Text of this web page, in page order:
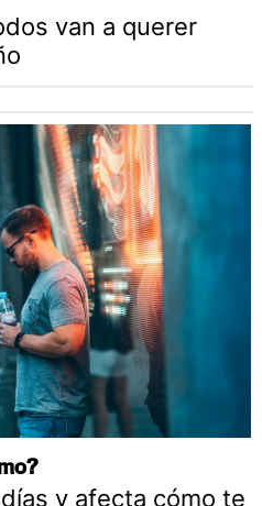
van a querer
y afecta cómo te